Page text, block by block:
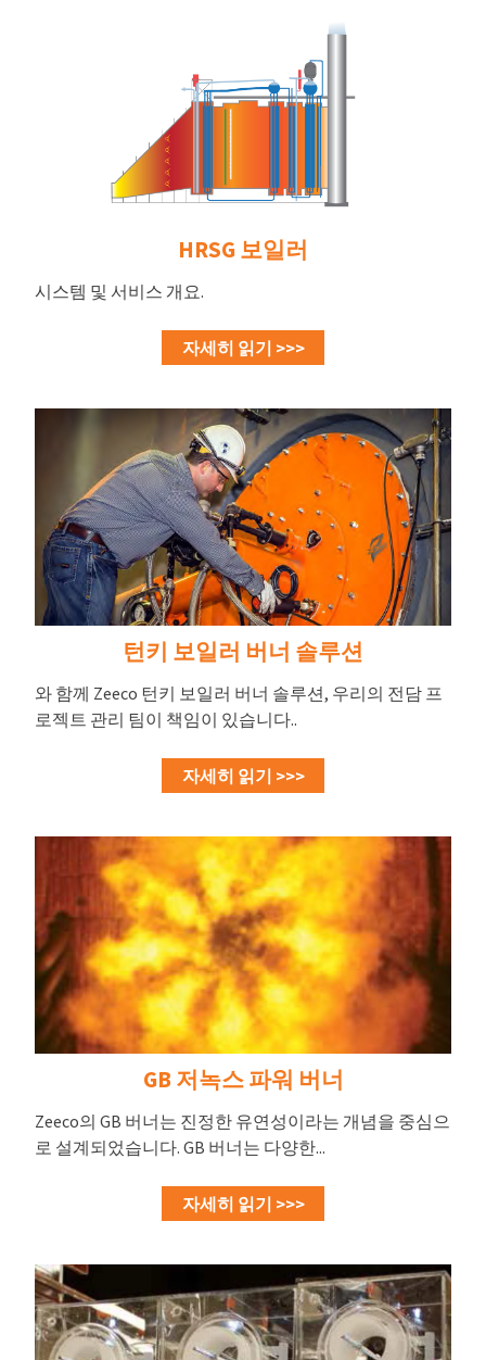
HRSG 보일러
시스템 및 서비스 개요.
자세히 읽기 >>>
턴키 보일러 버너 솔루션
와 함께 Zeeco 턴키 보일러 버너 솔루션, 우리의 전담 프
로젝트 관리 팀이 책임이 있습니다..
자세히 읽기 >>>
GB 저녹스 파워 버너
Zeeco의 GB 버너는 진정한 유연성이라는 개념을 중심으
로 설계되었습니다. GB 버너는 다양한...
자세히 읽기 >>>